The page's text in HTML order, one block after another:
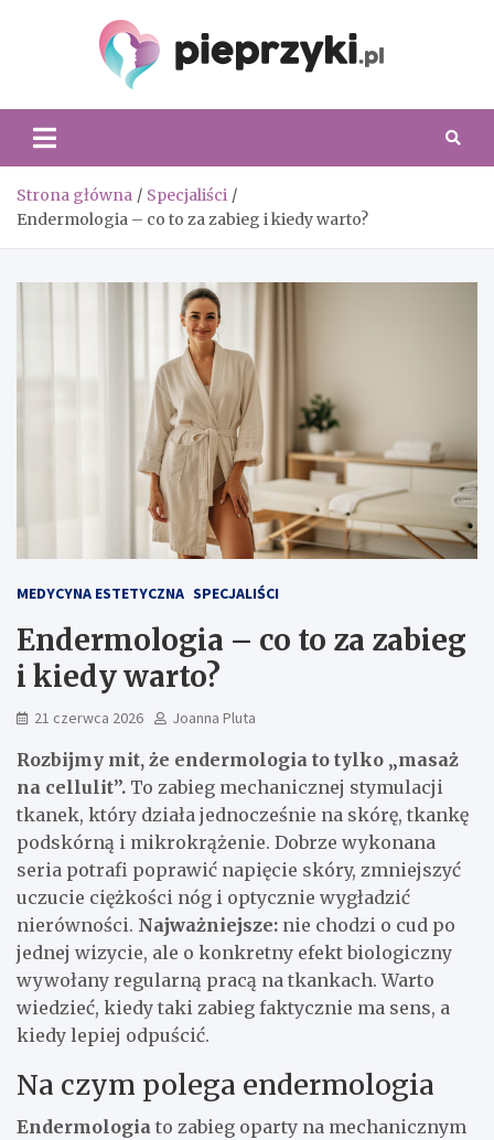
Strona główna
Specjaliści
Endermologia – co to za zabieg i kiedy warto?
MEDYCYNA ESTETYCZNA SPECJALIŚCI
Endermologia – co to za zabieg
i kiedy warto?
21 czerwca 2026 Joanna Pluta
Rozbijmy mit, że endermologia to tylko „masaż
na cellulit”. To zabieg mechanicznej stymulacji
tkanek, który działa jednocześnie na skórę, tkankę
podskórną i mikrokrążenie. Dobrze wykonana
seria potrafi poprawić napięcie skóry, zmniejszyć
uczucie ciężkości nóg i optycznie wygładzić
nierówności. Najważniejsze: nie chodzi o cud po
jednej wizycie, ale o konkretny efekt biologiczny
wywołany regularną pracą na tkankach. Warto
wiedzieć, kiedy taki zabieg faktycznie ma sens, a
kiedy lepiej odpuścić.
Na czym polega endermologia
Endermologia to zabieg oparty na mechanicznym